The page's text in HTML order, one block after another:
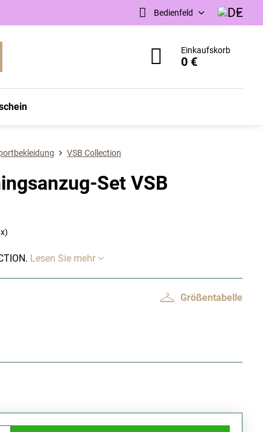
Bedienfeld
Einkaufskorb
0 €
VSB Collection
Set VSB
x)
Lesen Sie mehr
Größentabelle